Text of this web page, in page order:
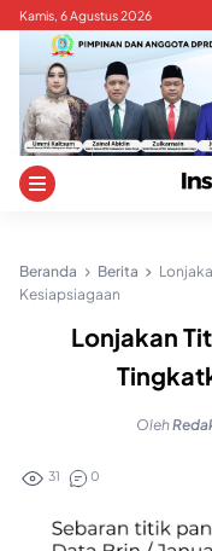
Skip
content
Kamis, 6 Agustus 2026
Beranda Berita
Kesiapsiagaan
Lonjakan
Oleh
31 0